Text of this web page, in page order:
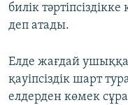
билік
деп атады.
Елде жағдай
қауіпсіздік шарт
елдерден көмек